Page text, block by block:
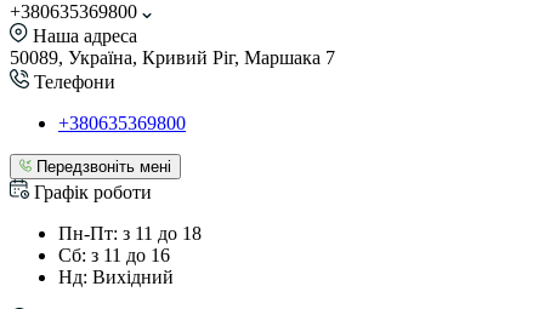
+380635369800
Наша адреса
50089, Україна, Кривий Ріг, Маршака 7
Телефони
+380635369800
Передзвоніть мені
Графік роботи
Пн-Пт: з 11 до 18
Сб: з 11 до 16
Нд: Вихідний